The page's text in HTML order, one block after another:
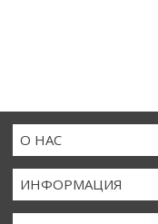
О НАС
ИНФОРМАЦИЯ